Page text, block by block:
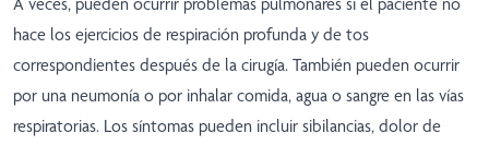
hace los ejercicios de respiración profunda y de tos
correspondientes después de la cirugía. También pueden ocurrir
por una neumonía o por inhalar comida, agua o sangre en las vías
respiratorias. Los síntomas pueden incluir sibilancias, dolor de